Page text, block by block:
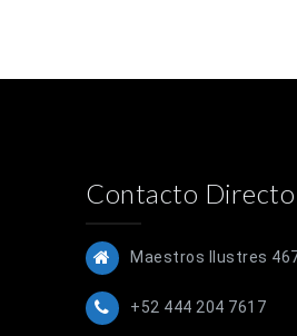
Contacto Directo
Maestros Ilustres
+52 444 204 7617